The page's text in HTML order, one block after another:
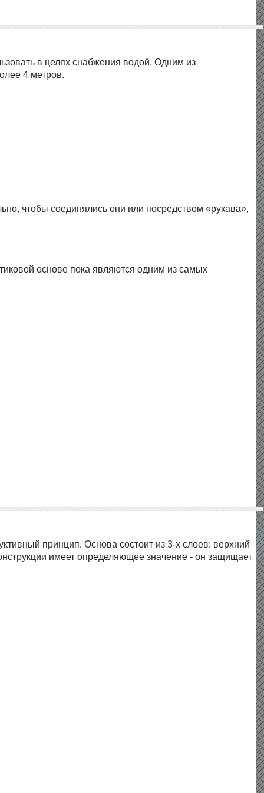
в целях снабжения водой. Одним из
4 метров.
чтобы соединялись они или посредством «рукава»,
основе пока являются одним из самых
принцип. Основа состоит из 3-х слоев: верхний
имеет определяющее значение - он защищает